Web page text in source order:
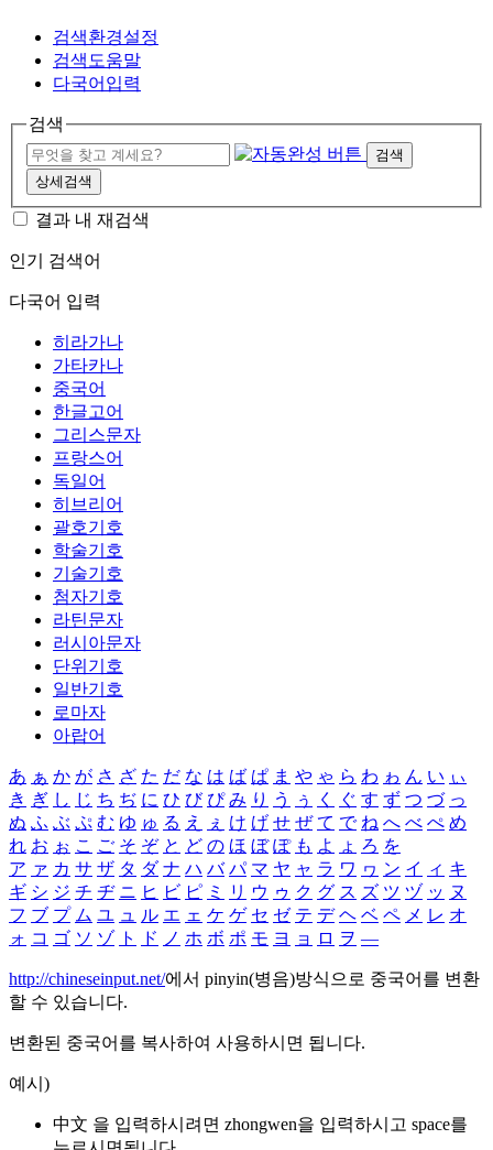
검색환경설정
검색도움말
다국어입력
검색
검색
상세검색
결과 내 재검색
인기 검색어
다국어 입력
히라가나
가타카나
중국어
한글고어
그리스문자
프랑스어
독일어
히브리어
괄호기호
학술기호
기술기호
첨자기호
라틴문자
러시아문자
단위기호
일반기호
로마자
아랍어
あ ぁ か が さ ざ た だ な は ば ぱ ま や ゃ ら わ ゎ ん い ぃ
き ぎ し じ ち ぢ に ひ び ぴ み り う ぅ く ぐ す ず つ づ っ
ぬ ふ ぶ ぷ む ゆ ゅ る え ぇ け げ せ ぜ て で ね へ べ ぺ め
れ お ぉ こ ご そ ぞ と ど の ほ ぼ ぽ も よ ょ ろ を
ア ァ カ サ ザ タ ダ ナ ハ バ パ マ ヤ ャ ラ ワ ヮ ン イ ィ キ
ギ シ ジ チ ヂ ニ ヒ ビ ピ ミ リ ウ ゥ ク グ ス ズ ツ ヅ ッ ヌ
フ ブ プ ム ユ ュ ル エ ェ ケ ゲ セ ゼ テ デ ヘ ベ ペ メ レ オ
ォ コ ゴ ソ ゾ ト ド ノ ホ ボ ポ モ ヨ ョ ロ ヲ ―
http://chineseinput.net/에서 pinyin(병음)방식으로 중국어를 변환
할 수 있습니다.
변환된 중국어를 복사하여 사용하시면 됩니다.
예시)
中文 을 입력하시려면 zhongwen을 입력하시고 space를